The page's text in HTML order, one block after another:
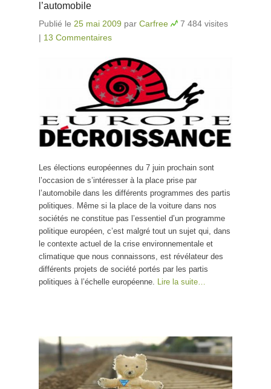
l’automobile
Publié le 25 mai 2009 par Carfree
7 484 visites
| 13 Commentaires
Les élections européennes du 7 juin prochain sont
l’occasion de s’intéresser à la place prise par
l’automobile dans les différents programmes des partis
politiques. Même si la place de la voiture dans nos
sociétés ne constitue pas l’essentiel d’un programme
politique européen, c’est malgré tout un sujet qui, dans
le contexte actuel de la crise environnementale et
climatique que nous connaissons, est révélateur des
différents projets de société portés par les partis
politiques à l’échelle européenne. Lire la suite…